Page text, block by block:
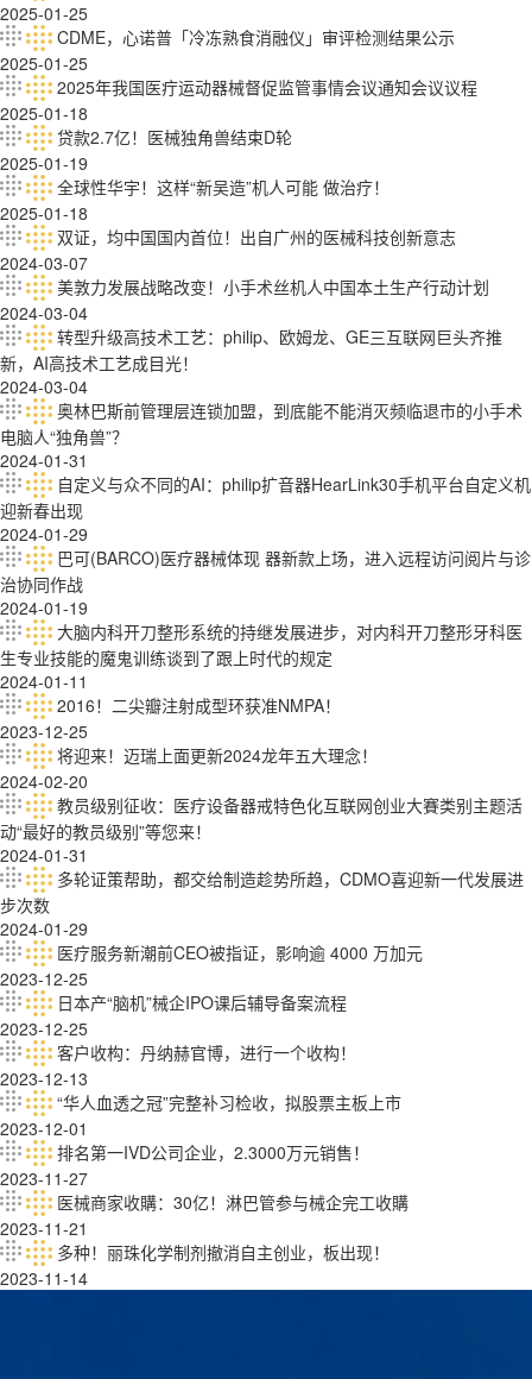
2025-01-25
CDME，心诺普「冷冻熟食消融仪」审评检测结果公示
2025-01-25
2025年我国医疔运动器械督促监管事情会议通知会议议程
2025-01-18
贷款2.7亿！医械独角兽结束D轮
2025-01-19
全球性华宇！这样“新吴造”机人可能 做治疗！
2025-01-18
双证，均中国国内首位！出自广州的医械科技创新意志
2024-03-07
美敦力发展战略改变！小手术丝机人中国本土生产行动计划
2024-03-04
转型升级高技术工艺：philip、欧姆龙、GE三互联网巨头齐推
新，AI高技术工艺成目光！
2024-03-04
奥林巴斯前管理层连锁加盟，到底能不能消灭频临退市的小手术
电脑人“独角兽”？
2024-01-31
自定义与众不同的AI：philip扩音器HearLink30手机平台自定义机
迎新春出现
2024-01-29
巴可(BARCO)医疗器械体现 器新款上场，进入远程访问阅片与诊
治协同作战
2024-01-19
大脑内科开刀整形系统的持继发展进步，对内科开刀整形牙科医
生专业技能的魔鬼训练谈到了跟上时代的规定
2024-01-11
2016！二尖瓣注射成型环获准NMPA！
2023-12-25
将迎来！迈瑞上面更新2024龙年五大理念！
2024-02-20
教员级别征收：医疗设备器戒特色化互联网创业大賽类别主题活
动“最好的教员级别”等您来！
2024-01-31
多轮证策帮助，都交给制造趁势所趋，CDMO喜迎新一代发展进
步次数
2024-01-29
医疗服务新潮前CEO被指证，影响逾 4000 万加元
2023-12-25
日本产“脑机”械企IPO课后辅导备案流程
2023-12-25
客户收构：丹纳赫官博，进行一个收构！
2023-12-13
“华人血透之冠”完整补习检收，拟股票主板上市
2023-12-01
排名第一IVD公司企业，2.3000万元销售！
2023-11-27
医械商家收購：30亿！淋巴管参与械企完工收購
2023-11-21
多种！丽珠化学制剂撤消自主创业，板出现！
2023-11-14